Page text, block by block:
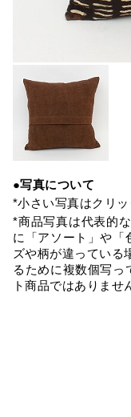
●写真について
*小さい写真はクリ
*商品写真は代表的
に「アソート」や「
ズや柄が違っている
るために複数個写っ
ト商品ではありませ